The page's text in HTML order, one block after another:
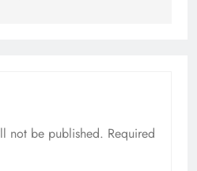
not be published. Required